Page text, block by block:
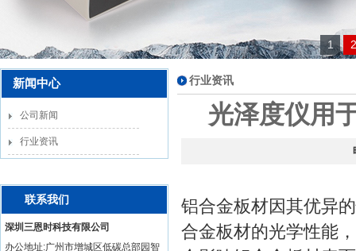
1 2
新闻中心
公司新闻
行业资讯
联系我们
深圳三恩时科技有限公司
办公地址:广州市增城区低碳总部园智
行业资讯
光泽度仪用
铝合金板材因其优异
合金板材的光学性能